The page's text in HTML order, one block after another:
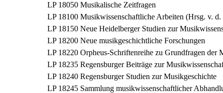
LP 18050 Musikalische Zeitfragen
LP 18100 Musikwissenschaftliche Arbeiten (Hrsg. v.
LP 18150 Neue Heidelberger Studien zur
LP 18200 Neue musikgeschichtliche Forschungen
LP 18220 Orpheus-Schriftenreihe zu Grundfragen der
LP 18235 Regensburger Beiträge zur
LP 18240 Regensburger Studien zur Musikgeschichte
LP 18245 Sammlung musikwissenschaftlicher